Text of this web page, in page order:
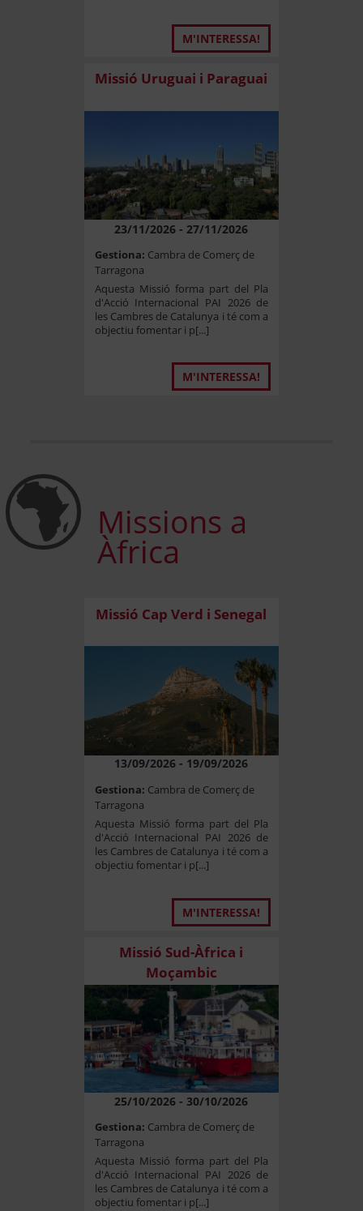
M'INTERESSA!
Missió Uruguai i Paraguai
23/11/2026 - 27/11/2026
Gestiona: Cambra de Comerç de
Tarragona
Aquesta Missió forma part del Pla
d'Acció Internacional PAI 2026 de
les Cambres de Catalunya i té com a
objectiu fomentar i p[...]
M'INTERESSA!
# Missions a
Àfrica
Missió Cap Verd i Senegal
13/09/2026 - 19/09/2026
Gestiona: Cambra de Comerç de
Tarragona
Aquesta Missió forma part del Pla
d'Acció Internacional PAI 2026 de
les Cambres de Catalunya i té com a
objectiu fomentar i p[...]
M'INTERESSA!
Missió Sud-Àfrica i
Moçambic
25/10/2026 - 30/10/2026
Gestiona: Cambra de Comerç de
Tarragona
Aquesta Missió forma part del Pla
d'Acció Internacional PAI 2026 de
les Cambres de Catalunya i té com a
objectiu fomentar i p[...]